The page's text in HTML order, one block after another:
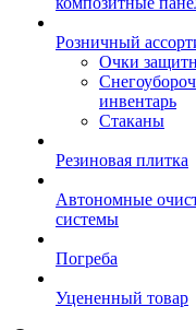
Розничный
Очки
инвентарь
Стаканы
Резиновая плитка
Автономные
системы
Погреба
Уцененный товар